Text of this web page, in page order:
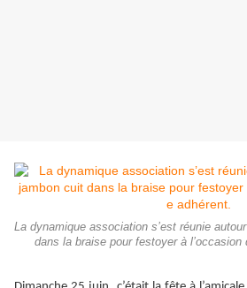
La dynamique association s’est réunie
dans la braise pour festoyer à l’occasion